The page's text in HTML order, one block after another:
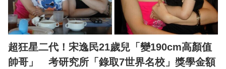
超狂星二代！宋逸民21歲兒「變190cm高顏值
帥哥」 考研究所「錄取7世界名校」獎學金額